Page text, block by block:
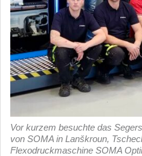
Vor kurzem besuchte das
von SOMA in Lanškroun,
Flexodruckmaschine SOMA